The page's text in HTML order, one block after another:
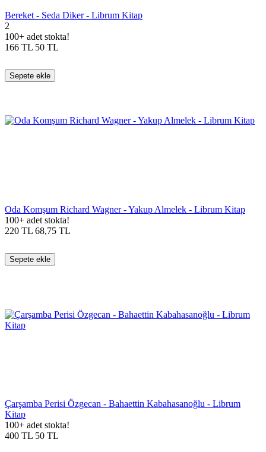
Bereket - Seda Diker - Librum Kitap
2
100+ adet stokta!
166 TL 50 TL
Sepete ekle
Oda Komşum Richard Wagner - Yakup Almelek - Librum Kitap
100+ adet stokta!
220 TL 68,75 TL
Sepete ekle
Çarşamba Perisi Özgecan - Bahaettin Kabahasanoğlu - Librum
Kitap
100+ adet stokta!
400 TL 50 TL